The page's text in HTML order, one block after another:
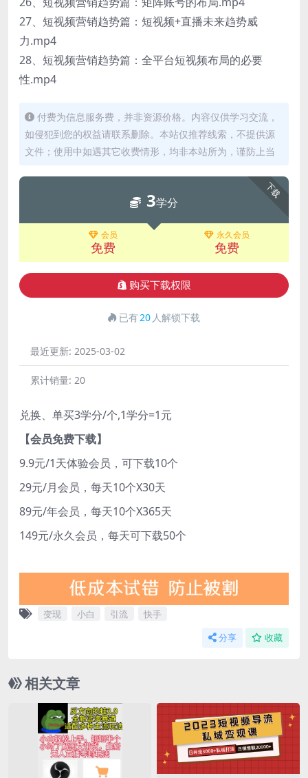
27、短视频营销趋势篇：短视频+直播未来趋势威
力.mp4
28、短视频营销趋势篇：全平台短视频布局的必要
性.mp4
付费为信息服务费，并非资源价格。内容仅供学习交流，
如侵犯到您的权益请联系删除。本站仅推荐线索，不提供源
文件；使用中如遇其它收费情形，均非本站所为，谨防上当
下载
3学分
会员
免费
永久会员
免费
购买下载权限
已有20 人解锁下载
最近更新: 2025-03-02
累计销量: 20
兑换、单买3学分/个,1学分=1元
【会员免费下载】
9.9元/1天体验会员，可下载10个
29元/月会员，每天10个X30天
89元/年会员，每天10个X365天
149元/永久会员，每天可下载50个
变现 小白 引流 快手
分享 收藏
相关文章